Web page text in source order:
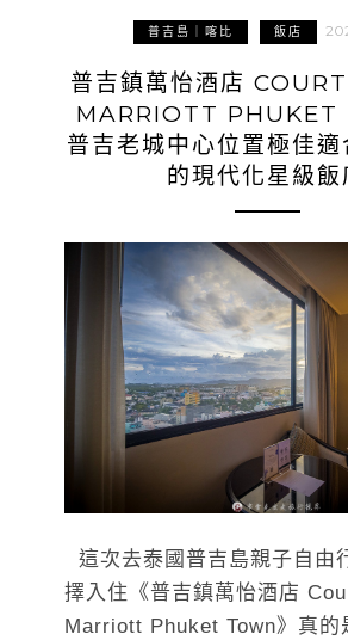
普吉島｜喀比 飯店
普吉鎮萬怡酒店
MARRIOTT PHUKET
普吉老城中心位置極佳適
的現代化星級飯
這次去泰國普吉島親子自由
擇入住《普吉鎮萬怡酒店
Marriott Phuket Town》真的